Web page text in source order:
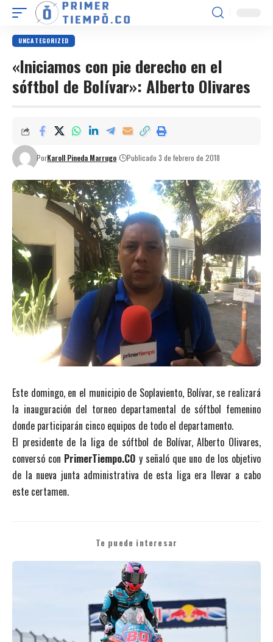
UNCATEGORIZED
«Iniciamos con pie derecho en el
sóftbol de Bolívar»: Alberto Olivares
PorKaroll Pineda Marrugo Publicado 3 de febrero de 2018
Este domingo, en el municipio de Soplaviento, Bolívar, se realizará
la inauguración del torneo departamental de sóftbol femenino
donde participarán cinco equipos de todo el departamento.
El presidente de la liga de sóftbol de Bolívar, Alberto Olivares,
conversó con PrimerTiempo.CO y señaló que uno de los objetivo
de la nueva junta administrativa de esta liga era llevar a cabo
este certamen.
Te puede interesar